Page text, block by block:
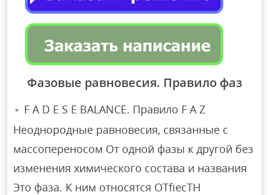
Фазовые равновесия. Правило фаз
F A D E S E BALANCE. Правило F A Z
Неоднородные равновесия, связанные с
массопереносом От одной фазы к другой без
изменения химического состава и названия
Это фаза. К ним относятся OTfiecTH